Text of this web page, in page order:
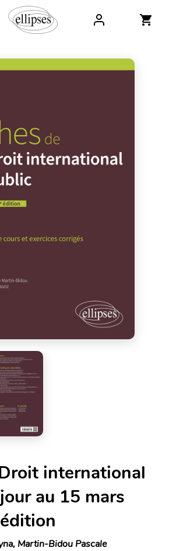
international
au 15 mars
Martin-Bidou Pascale